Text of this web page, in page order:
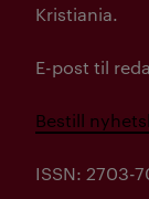
Kristiania.
E-post til
Bestill
ISSN: 2703-